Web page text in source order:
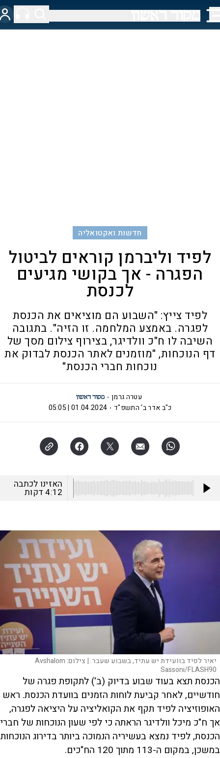
חדשות ואקטואליה
לפיד וליברמן קוראים לביטול
הפגרה - אך בקושי מגיעים
לכנסת
לפיד צייץ: "השבוע הם מוציאים את הכנסת
לפגרה. באמצע המלחמה. זו הזיה". בתגובה
השיבה לו ח"כ וולדיגר, בצירוף צילום מסך של
דף הנוכחות, "מוזמנים לאתר הכנסת לבדוק את
נוכחות חברי הכנסת"
עטרה גרמן
כ"ב אדר ב' התשפ"ד
01.04.2024 | 05:05
האזינו לכתבה
4:12דקות
יאיר לפיד בוועידת יש עתיד, בשבוע שעבר. | צילום:Avshalom
Sassoni/FLASH90
הכנסת תצא בעוד שבוע בדיוק (ב') לתקופת פגרה של
חודשיים, לאחר קביעת לוחות הזמנים בוועדת הכנסת. ראש
האופוזיציה לפיד תקף את הקואליציה על היציאה לפגרה,
אך ח"כ מיכל וולדיגר הראתה כי לפי שעון הנוכחות של חברי
הכנסת, לפיד נמצא בעשיריה הנמוכה ביותר בדירוג הנוכחות
במשכן, במקום ה-113 מתוך 120 הח"כים.